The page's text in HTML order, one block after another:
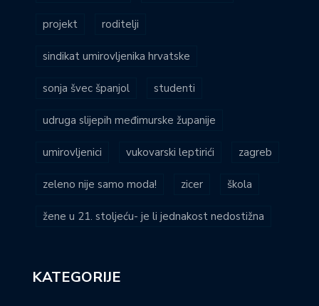
projekt roditelji
sindikat umirovljenika hrvatske
sonja švec španjol studenti
udruga slijepih međimurske županije
umirovljenici vukovarski leptirići zagreb
zeleno nije samo moda! zicer škola
žene u 21. stoljeću- je li jednakost nedostižna
KATEGORIJE